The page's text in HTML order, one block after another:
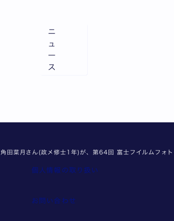
ニ
ュ
ー
ス
角田菜月さん(政メ修士1年)が、第64回 富士フイルムフォ
個人情報の取り扱い
お問い合わせ